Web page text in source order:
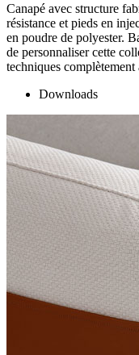
Canapé avec structure
résistance et pieds en
en poudre de polyester.
de personnaliser cette
techniques complètement
Downloads